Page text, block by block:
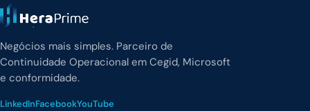
Negócios mais simples. Parceiro de
Continuidade Operacional em Cegid, Microsoft
e conformidade.
LinkedInFacebookYouTube